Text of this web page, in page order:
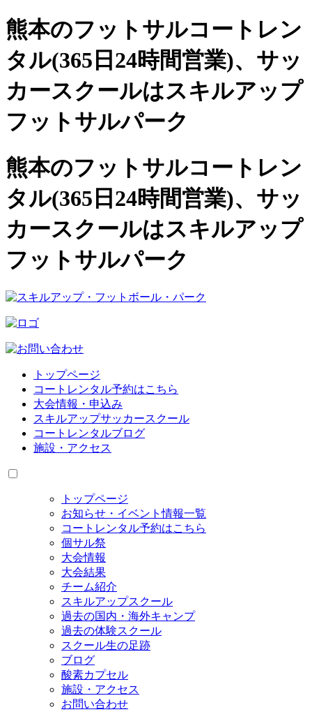
熊本のフットサルコートレン
タル(365日24時間営業)、 サッ
カースクールはスキルアップ
フットサルパーク
熊本のフットサルコートレン
タル(365日24時間営業)、サッ
カースクールはスキルアップ
フットサルパーク
トップページ
コートレンタル予約はこちら
大会情報・申込み
スキルアップサッカースクール
コートレンタルブログ
施設・アクセス
トップページ
お知らせ・イベント情報一覧
コートレンタル予約はこちら
個サル祭
大会情報
大会結果
チーム紹介
スキルアップスクール
過去の国内・海外キャンプ
過去の体験スクール
スクール生の足跡
ブログ
酸素カプセル
施設・アクセス
お問い合わせ